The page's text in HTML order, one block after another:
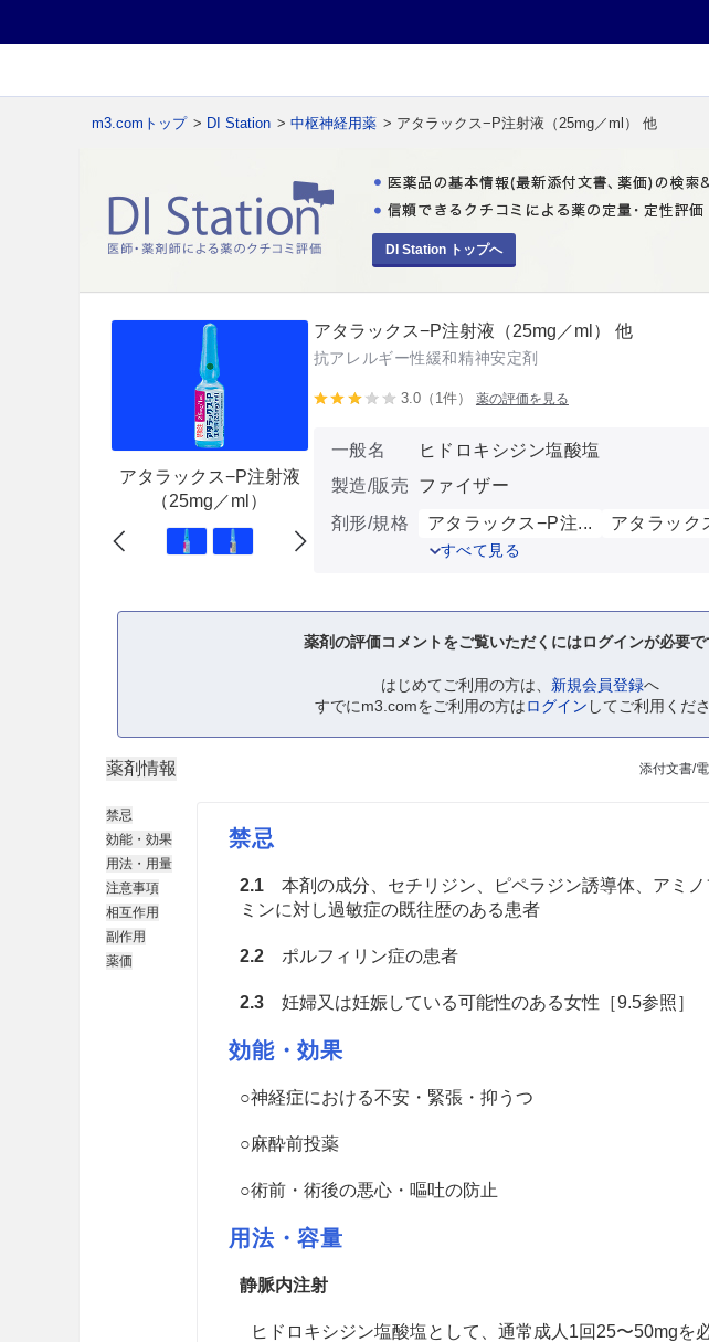
m3.comトップ > DI Station > 中枢神経用薬 > アタラックス−P注射液（25mg／ml） 他
DI Station トップへ
アタラックス−P注射液
（25mg／ml）
アタラックス−P注射液（25mg／ml） 他
抗アレルギー性緩和精神安定剤
3.0（1件） 薬の評価を見る
一般名
ヒドロキシジン塩酸塩
製造/販売
ファイザー
剤形/規格
アタラックス−P注... アタラック
すべて見る
薬剤の評価コメントをご覧いただくにはログインが必要で
はじめてご利用の方は、 新規会員登録へ
すでにm3.comをご利用の方はログイン してご利用くだ
薬剤情報 添付文書/
禁忌
効能・効果
用法・用量
注意事項
相互作用
副作用
薬価
禁忌
2.1本剤の成分、セチリジン、ピペラジン誘導体、アミノ
ミンに対し過敏症の既往歴のある患者
2.2ポルフィリン症の患者
2.3妊婦又は妊娠している可能性のある女性［9.5参照］
効能・効果
○神経症における不安・緊張・抑うつ
○麻酔前投薬
○術前・術後の悪心・嘔吐の防止
用法・容量
静脈内注射
ヒドロキシジン塩酸塩として、通常成人1回25〜50mgを